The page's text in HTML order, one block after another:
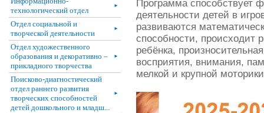
технологический отдел
►
Отдел социальной и
творческой деятельности
►
Отдел художественного
образования и декоративно –
прикладного творчества
►
Поисково-диагностический
отдел раннего развития
творческих способностей
детей дошкольного и младш...
►
Программа способствует
деятельности детей в
развиваются
способности, происходит
ребёнка,
восприятия, внимания,
мелкой и крупной